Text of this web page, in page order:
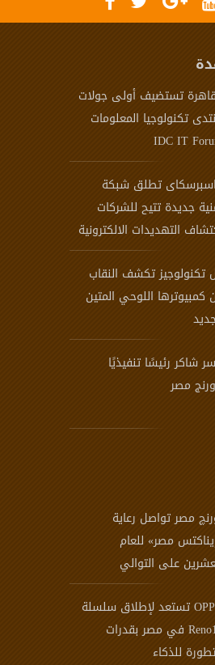
تستضيف أولى جولات
تكنولوجيا المعلومات
IDC IT
تطلق شبكة
جديدة تتيح للشركات
التهديدات الالكترونية
تكنولوجيز تكشف النقاب
كمبيوترها اللوحي المتين
شاكر رئيسًا تنفيذيًا
مصر
مصر تواصل رعاية
مصر» للعام
على التوالي
OPPO تستعد لإطلاق سلسلة
Reno16 في مصر بقدرات
للذكاء